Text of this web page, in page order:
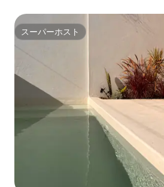
スーパーホスト
スーパーホスト